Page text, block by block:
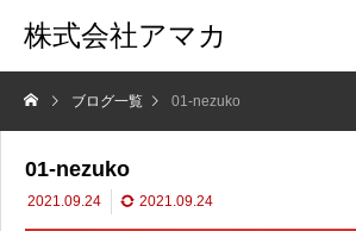
株式会社アマカ
ブログ一覧 01-nezuko
01-nezuko
2021.09.24 2021.09.24